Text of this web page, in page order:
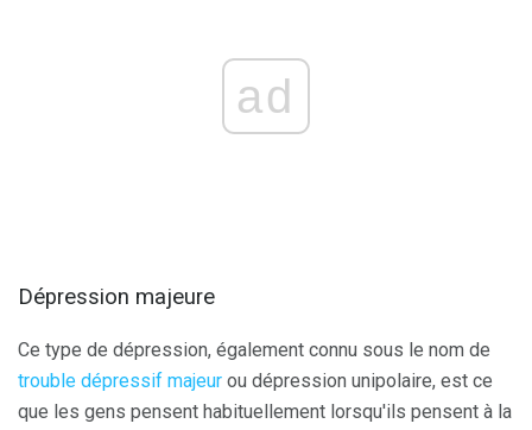
ad
Dépression majeure
Ce type de dépression, également connu sous le nom de
trouble dépressif majeur ou dépression unipolaire, est ce
que les gens pensent habituellement lorsqu'ils pensent à la